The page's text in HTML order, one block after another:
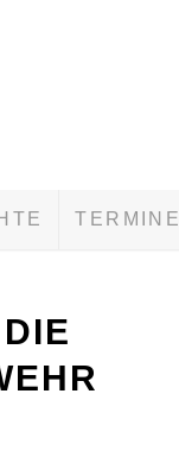
TERMINE